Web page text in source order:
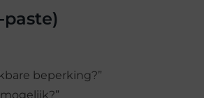
beperking?”